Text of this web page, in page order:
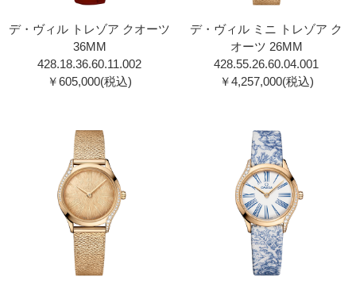
デ・ヴィル トレゾア クオーツ
36MM
428.18.36.60.11.002
￥605,000(税込)
デ・ヴィル ミニ トレゾア ク
オーツ 26MM
428.55.26.60.04.001
￥4,257,000(税込)